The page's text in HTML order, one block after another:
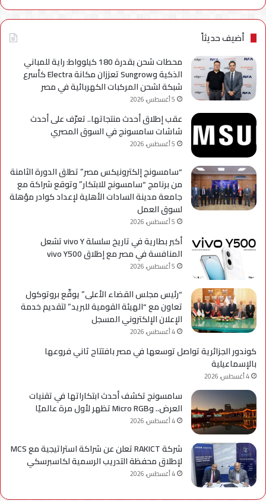
شركة
الإسماعيلية
A
أضيف حديثاً
محطات شحن بقدرة 180 كيلوواط: راية للمباني
الذكية وSungrow تعززان مكانة Electra كأسرع
شبكة لشحن المركبات الكهربائية في مصر
5 أغسطس، 2026
عقب إطلاق أحدث منتجاتها.. تعرّف على أحدث
شاشات سامسونج في السوق المصري
5 أغسطس، 2026
“سامسونج إلكترونيكس مصر” تطلق الدورة الثامنة
من برنامج “سامسونج للابتكار” وتوقع شراكة مع
جامعة مدينة السادات الأهلية لإعداد كوادر مؤهلة
لسوق العمل
5 أغسطس، 2026
أكبر بطارية في تاريخ سلسلة vivo Y تشعل
المنافسة في مصر مع إطلاق vivo Y500
5 أغسطس، 2026
“رئيس مجلس القضاء الأعلى” يوقّع بروتوكول
تعاون مع “الهيئة القومية للبريد” لتقديم خدمة
الإعلان الإلكتروني المسجل
4 أغسطس، 2026
كوندور الجزائرية تواصل توسعها في مصر بافتتاح ثاني فروعها
بالإسماعيلية
4 أغسطس، 2026
سامسونج تكشف أحدث ابتكاراتها في تقنيات
العرض.. وMicro RGB تظهر لأول مرة عالميًا
4 أغسطس، 2026
شركة RAKICT تعلن عن شراكة استراتيجية مع MCS
لإطلاق محفظة التدريب الرسمية لكاسبرسكي
4 أغسطس، 2026